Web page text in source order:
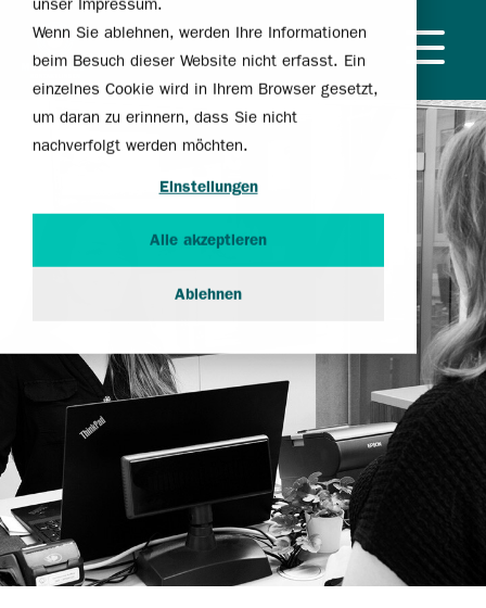
unser Impressum.
Wenn Sie ablehnen, werden Ihre Informationen
beim Besuch dieser Website nicht erfasst. Ein
einzelnes Cookie wird in Ihrem Browser gesetzt,
um daran zu erinnern, dass Sie nicht
nachverfolgt werden möchten.
Einstellungen
Alle akzeptieren
Ablehnen
Der
Besuch
Kontaktlinsen-
Anpassung
Kosten
der
Anpassung
Handhabung
Service
Früherkennung & Augencheck
Qualitäts-Check
MWsmile
Kontaktlinsen
verschiedenen
Fehlsichtigkeiten
Kurzsichtigkeit
Orthokeratologie
Altersweitsichtigkeit
Kontaktlinsen
bei
besonderen
Lebenssituationen
Medikamente und Allergien
Schwangerschaft
für
spezielle
Augen
Nach Hornhaut-Chirurgie
Keratokonus
Achromatopsie
Kinder
Säuglinge und Kleinkinder
Kinder und Jugendliche
Myopie-Management
10
Gründe
für
Mediathek
Über
uns
Standorte
Nachhaltigkeit
FAQ